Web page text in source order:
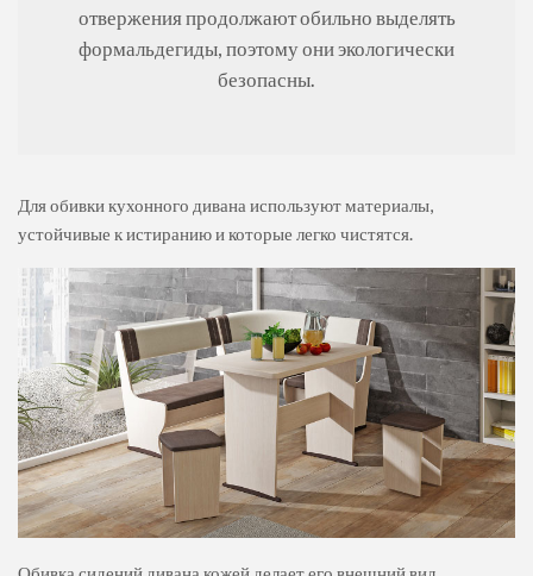
отвержения продолжают обильно выделять
формальдегиды, поэтому они экологически
безопасны.
Для обивки кухонного дивана используют материалы,
устойчивые к истиранию и которые легко чистятся.